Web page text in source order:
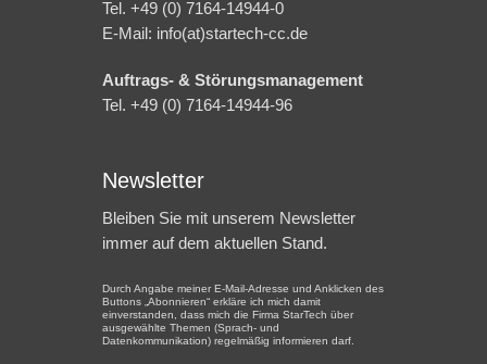
Tel. +49 (0) 7164-14944-0
E-Mail: info(at)startech-cc.de
Auftrags- & Störungsmanagement
Tel. +49 (0) 7164-14944-96
Newsletter
Bleiben Sie mit unserem Newsletter
immer auf dem aktuellen Stand.
Durch Angabe meiner E-Mail-Adresse und Anklicken des
Buttons „Abonnieren“ erkläre ich mich damit
einverstanden, dass mich die Firma StarTech über
ausgewählte Themen (Sprach- und
Datenkommunikation) regelmäßig informieren darf.